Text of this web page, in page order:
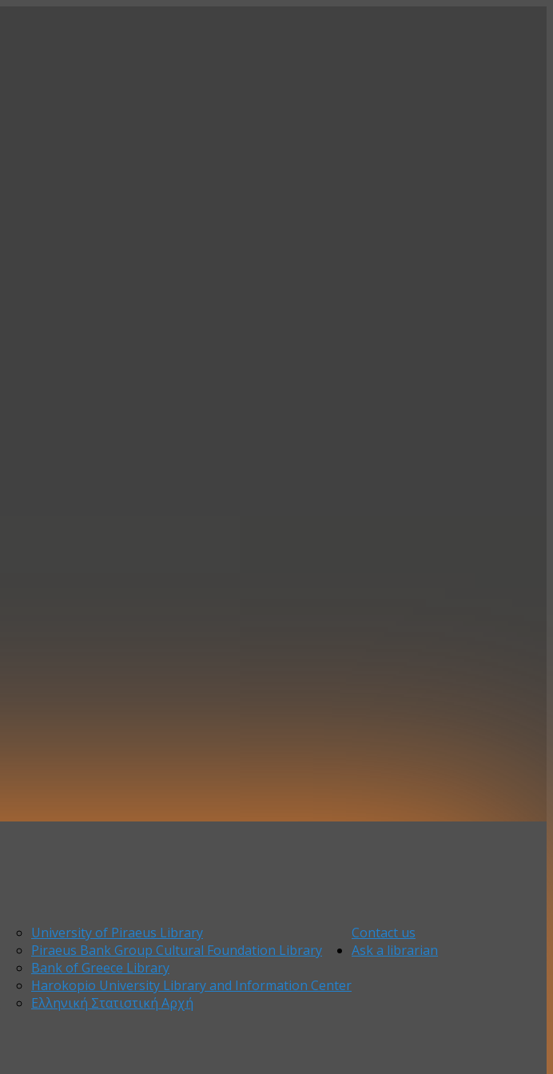
Contact us
University of Piraeus Library
Piraeus Bank Group Cultural Foundation Library
Bank of Greece Library
Harokopio University Library and Information Center
Ελληνική Στατιστική Αρχή
Ask a librarian